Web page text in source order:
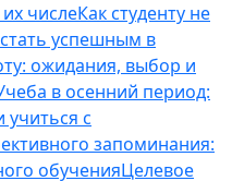
числеКак студенту не
успешным в
ожидания, выбор и
в осенний период:
с
запоминания:
обученияЦелевое